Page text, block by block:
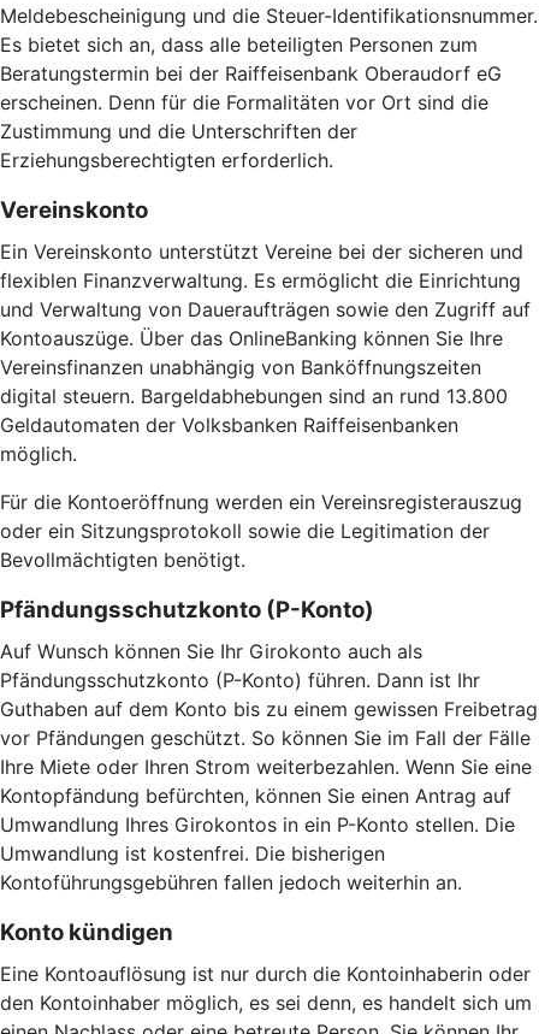
Meldebescheinigung und die Steuer-Identifikationsnummer.
Es bietet sich an, dass alle beteiligten Personen zum
Beratungstermin bei der Raiffeisenbank Oberaudorf eG
erscheinen. Denn für die Formalitäten vor Ort sind die
Zustimmung und die Unterschriften der
Erziehungsberechtigten erforderlich.
Vereinskonto
Ein Vereinskonto unterstützt Vereine bei der sicheren und
flexiblen Finanzverwaltung. Es ermöglicht die Einrichtung
und Verwaltung von Daueraufträgen sowie den Zugriff auf
Kontoauszüge. Über das OnlineBanking können Sie Ihre
Vereinsfinanzen unabhängig von Banköffnungszeiten
digital steuern. Bargeldabhebungen sind an rund 13.800
Geldautomaten der Volksbanken Raiffeisenbanken
möglich.
Für die Kontoeröffnung werden ein Vereinsregisterauszug
oder ein Sitzungsprotokoll sowie die Legitimation der
Bevollmächtigten benötigt.
Pfändungsschutzkonto (P-Konto)
Auf Wunsch können Sie Ihr Girokonto auch als
Pfändungsschutzkonto (P-Konto) führen. Dann ist Ihr
Guthaben auf dem Konto bis zu einem gewissen Freibetrag
vor Pfändungen geschützt. So können Sie im Fall der Fälle
Ihre Miete oder Ihren Strom weiterbezahlen. Wenn Sie eine
Kontopfändung befürchten, können Sie einen Antrag auf
Umwandlung Ihres Girokontos in ein P-Konto stellen. Die
Umwandlung ist kostenfrei. Die bisherigen
Kontoführungsgebühren fallen jedoch weiterhin an.
Konto kündigen
Eine Kontoauflösung ist nur durch die Kontoinhaberin oder
den Kontoinhaber möglich, es sei denn, es handelt sich um